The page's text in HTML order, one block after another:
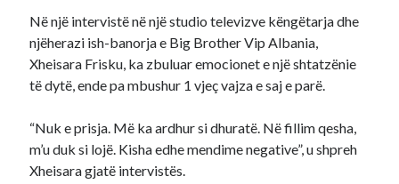
Në një intervistë në një studio televizve këngëtarja dhe
njëherazi ish-banorja e Big Brother Vip Albania,
Xheisara Frisku, ka zbuluar emocionet e një shtatzënie
të dytë, ende pa mbushur 1 vjeç vajza e saj e parë.
“Nuk e prisja. Më ka ardhur si dhuratë. Në fillim qesha,
m’u duk si lojë. Kisha edhe mendime negative”, u shpreh
Xheisara gjatë intervistës.